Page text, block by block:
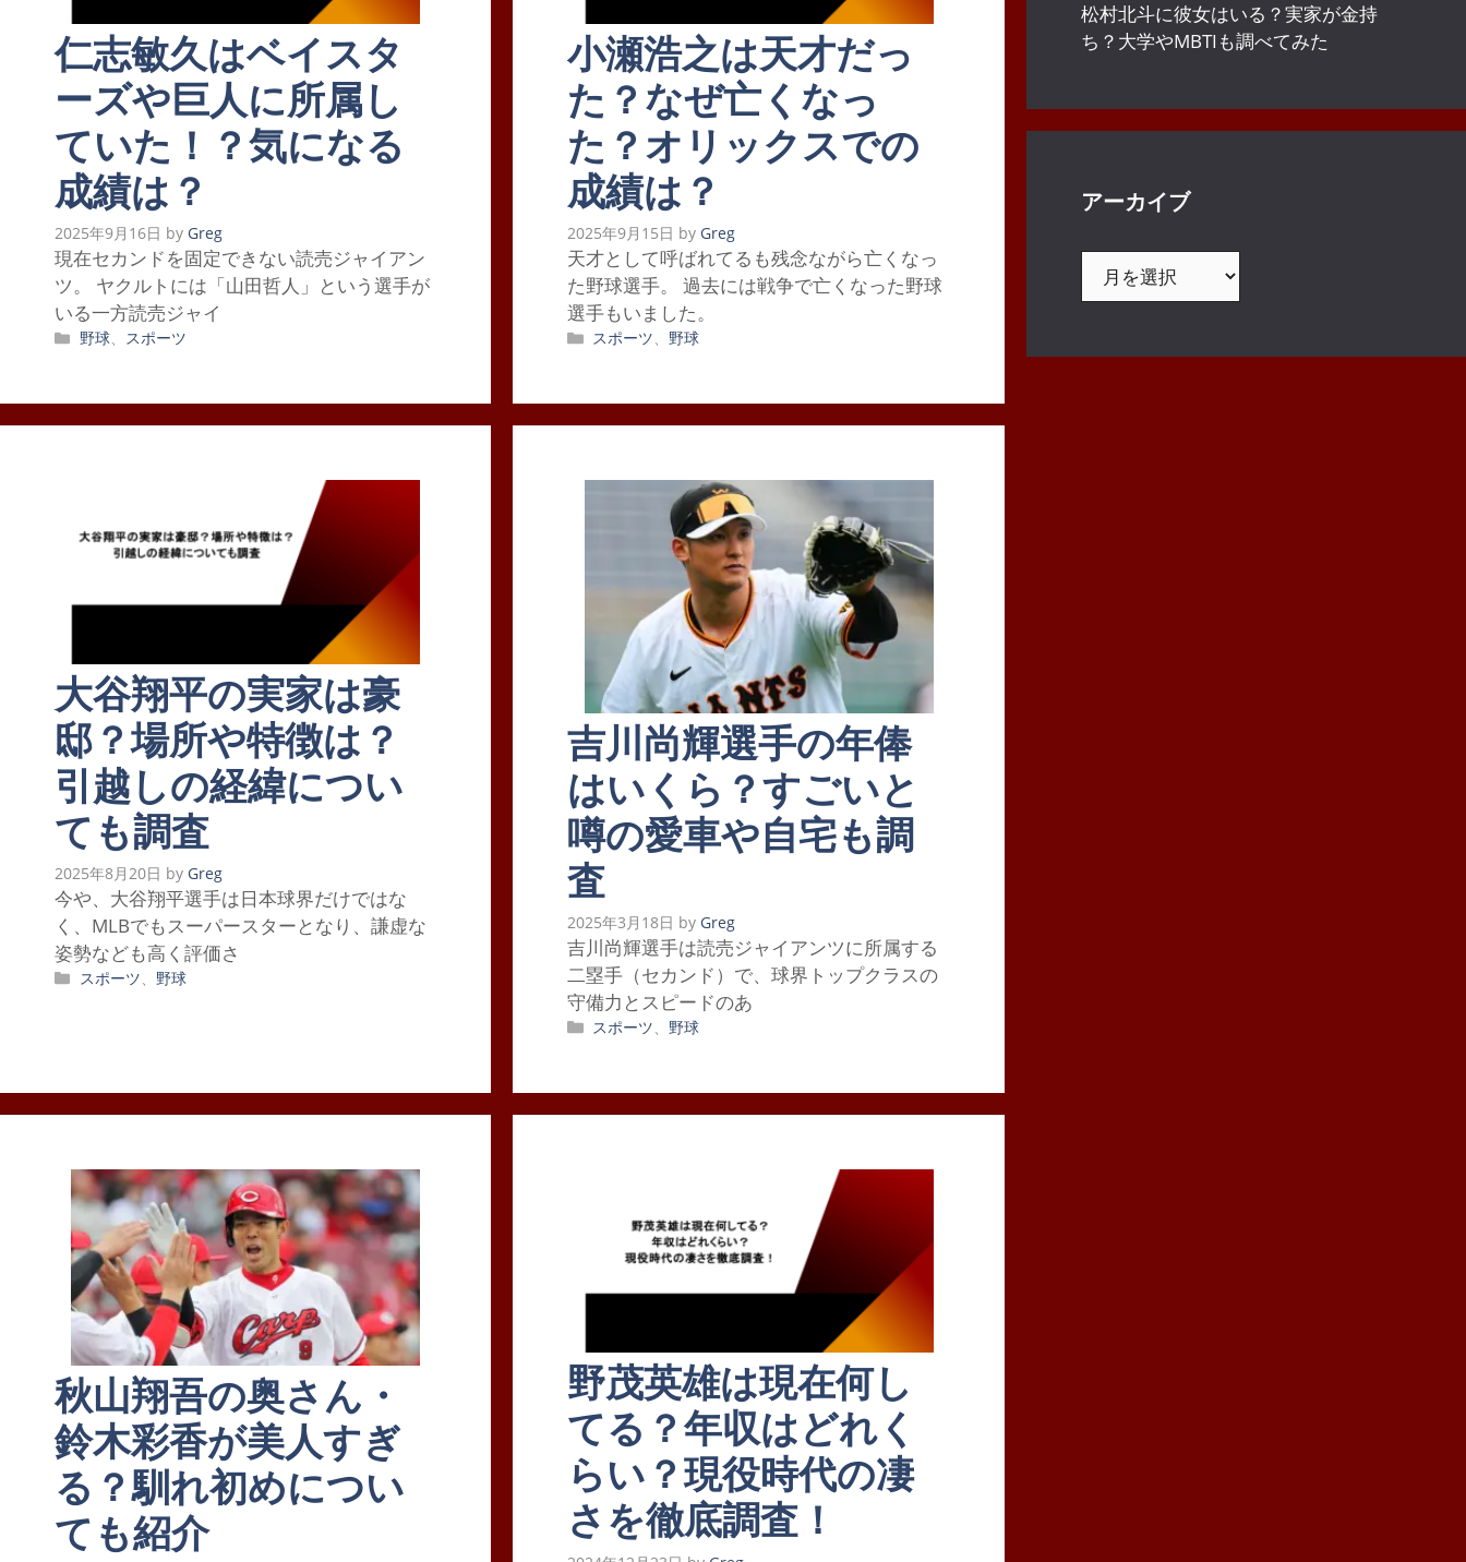
仁志敏久はベイスタ
ーズや巨人に所属し
ていた！？気になる
成績は？
2025年9月16日 by Greg
現在セカンドを固定できない読売ジャイアン
ツ。 ヤクルトには「山田哲人」という選手が
いる一方読売ジャイ
カ
リ
ー
野球、 スポーツ
小瀬浩之は天才だっ
た？なぜ亡くなっ
た？オリックスでの
成績は？
2025年9月15日 by Greg
天才として呼ばれてるも残念ながら亡くなっ
た野球選手。 過去には戦争で亡くなった野球
選手もいました。
カ
リ
ー
スポーツ、 野球
大谷翔平の実家は豪
邸？場所や特徴は？
引越しの経緯につい
ても調査
2025年8月20日 by Greg
今や、大谷翔平選手は日本球界だけではな
く、MLBでもスーパースターとなり、謙虚な
姿勢なども高く評価さ
カ
スポーツ、 野球
吉川尚輝選手の年俸
はいくら？すごいと
噂の愛車や自宅も調
査
2025年3月18日 by Greg
吉川尚輝選手は読売ジャイアンツに所属する
二塁手（セカンド）で、球界トップクラスの
守備力とスピードのあ
カ
リ
ー
スポーツ 野球
秋山翔吾の奥さん・
鈴木彩香が美人すぎ
る？馴れ初めについ
ても紹介
野茂英雄は現在何し
てる？年収はどれく
らい？現役時代の凄
さを徹底調査！
松村北斗に彼女はいる？実家が金持
ち？大学やMBTIも調べてみた
アーカイブ